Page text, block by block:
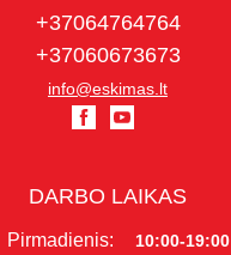
+37064764764
+37060673673
info@eskimas.lt
DARBO LAIKAS
Pirmadienis: 10:00-19:00